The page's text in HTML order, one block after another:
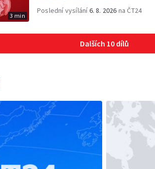
3 min
Poslední vysílání6. 8. 2026 na ČT24
Dalších 10 dílů